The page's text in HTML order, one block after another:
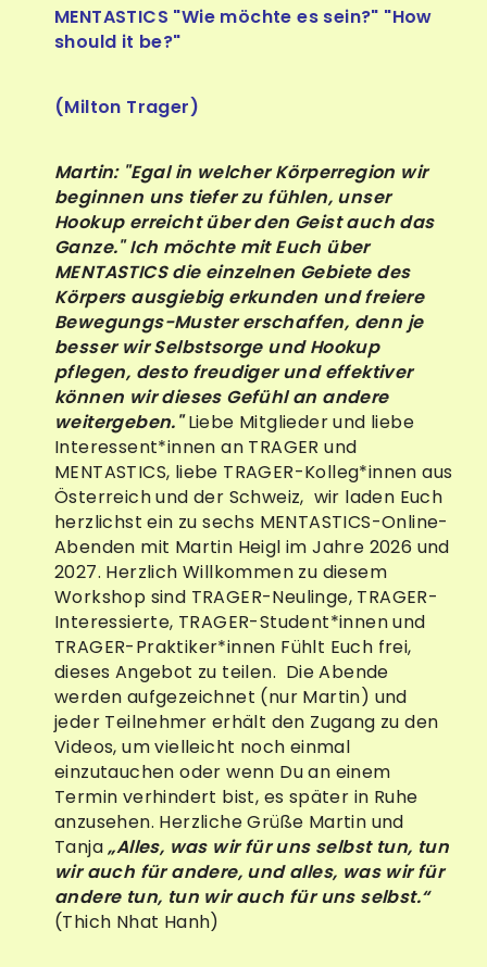
MENTASTICS "Wie möchte es sein?" "How
should it be?"
(Milton Trager)
Martin: "Egal in welcher Körperregion wir
beginnen uns tiefer zu fühlen, unser
Hookup erreicht über den Geist auch das
Ganze." Ich möchte mit Euch über
MENTASTICS die einzelnen Gebiete des
Körpers ausgiebig erkunden und freiere
Bewegungs-Muster erschaffen, denn je
besser wir Selbstsorge und Hookup
pflegen, desto freudiger und effektiver
können wir dieses Gefühl an andere
weitergeben."Liebe Mitglieder und liebe
Interessent*innen an TRAGER und
MENTASTICS, liebe TRAGER-Kolleg*innen aus
Österreich und der Schweiz, wir laden Euch
herzlichst ein zu sechs MENTASTICS-Online-
Abenden mit Martin Heigl im Jahre 2026 und
2027. Herzlich Willkommen zu diesem
Workshop sind TRAGER-Neulinge, TRAGER-
Interessierte, TRAGER-Student*innen und
TRAGER-Praktiker*innen Fühlt Euch frei,
dieses Angebot zu teilen. Die Abende
werden aufgezeichnet (nur Martin) und
jeder Teilnehmer erhält den Zugang zu den
Videos, um vielleicht noch einmal
einzutauchen oder wenn Du an einem
Termin verhindert bist, es später in Ruhe
anzusehen. Herzliche Grüße Martin und
Tanja„Alles, was wir für uns selbst tun, tun
wir auch für andere, und alles, was wir für
andere tun, tun wir auch für uns selbst.“
(Thich Nhat Hanh)